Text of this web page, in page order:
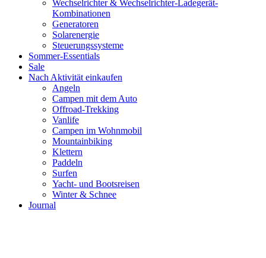
Wechselrichter & Wechselrichter-Ladegerät-
Kombinationen
Generatoren
Solarenergie
Steuerungssysteme
Sommer-Essentials
Sale
Nach Aktivität einkaufen
Angeln
Campen mit dem Auto
Offroad-Trekking
Vanlife
Campen im Wohnmobil
Mountainbiking
Klettern
Paddeln
Surfen
Yacht- und Bootsreisen
Winter & Schnee
Journal